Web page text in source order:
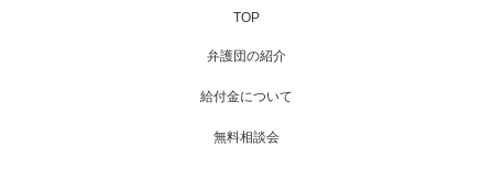
TOP
弁護団の紹介
給付金について
無料相談会